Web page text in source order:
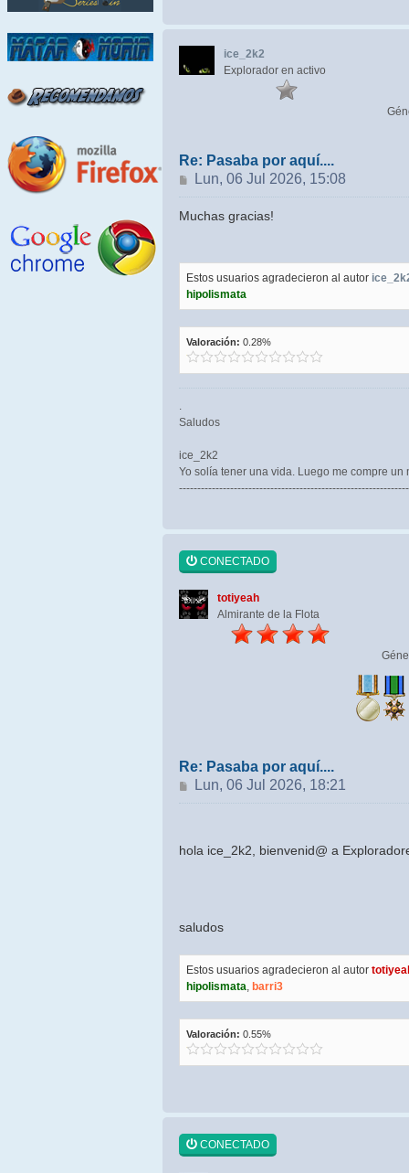
ice_2k2
Explorador en activo
Re: Pasaba por aquí....
Mensaje
Lun, 06 Jul 2026, 15:08
Muchas gracias!
Estos usuarios agradecieron al autor
hipolismata
Valoración: 0.28%
.
Saludos
ice_2k2
Yo solía tener una vida. Luego me compre un
CONECTADO
totiyeah
Almirante de la Flota
Re: Pasaba por aquí....
Mensaje
Lun, 06 Jul 2026, 18:21
hola ice_2k2, bienvenid@ a
saludos
Estos usuarios agradecieron al autor
hipolismata, barri3
Valoración: 0.55%
CONECTADO